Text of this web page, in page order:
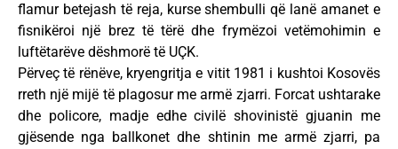
flamur betejash të reja, kurse shembulli që lanë amanet e
fisnikëroi një brez të tërë dhe frymëzoi vetëmohimin e
luftëtarëve dëshmorë të UÇK.
Përveç të rënëve, kryengritja e vitit 1981 i kushtoi Kosovës
rreth një mijë të plagosur me armë zjarri. Forcat ushtarake
dhe policore, madje edhe civilë shovinistë gjuanin me
gjësende nga ballkonet dhe shtinin me armë zjarri, pa